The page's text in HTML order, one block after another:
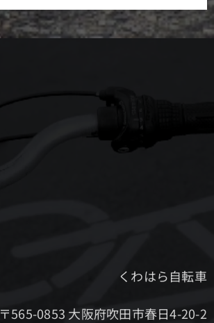
くわはら自転車
〒565-0853 大阪府吹田市春日4-20-2